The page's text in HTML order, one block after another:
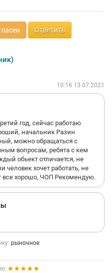
Ответить
10:16 13.07.2021
год, сейчас работаю
начальник Разин
можно обращаться с
вопросам, ребята с кем
обьект отличается, не
человек хочет работать, не
все хорошо, ЧОП Рекомендую.
рыночное